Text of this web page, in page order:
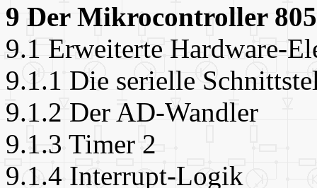
9 Der Mikrocontroller
9.1 Erweiterte Hardware-
9.1.1 Die serielle
9.1.2 Der AD-Wandler
9.1.3 Timer 2
9.1.4 Interrupt-Logik